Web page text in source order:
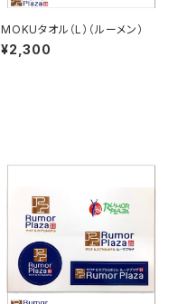
MOKUタオル（L）（ルーメン）
¥2,300